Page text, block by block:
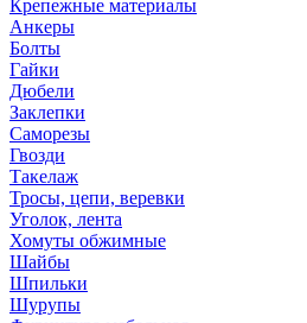
Крепежные материалы
Анкеры
Болты
Гайки
Дюбели
Заклепки
Саморезы
Гвозди
Такелаж
Тросы, цепи, веревки
Уголок, лента
Хомуты обжимные
Шайбы
Шпильки
Шурупы